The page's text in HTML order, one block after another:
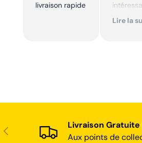
livraison rapide
Excellent
Lire la
Précédent
Livraison Gratuite
Aux points de